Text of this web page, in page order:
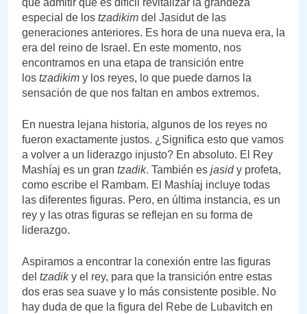
que admitir que es difícil revitalizar la grandeza
especial de los tzadikim del Jasidut de las
generaciones anteriores. Es hora de una nueva era, la
era del reino de Israel. En este momento, nos
encontramos en una etapa de transición entre
los tzadikim y los reyes, lo que puede darnos la
sensación de que nos faltan en ambos extremos.
En nuestra lejana historia, algunos de los reyes no
fueron exactamente justos. ¿Significa esto que vamos
a volver a un liderazgo injusto? En absoluto. El Rey
Mashíaj es un gran tzadik. También es jasidy profeta,
como escribe el Rambam. El Mashíaj incluye todas
las diferentes figuras. Pero, en última instancia, es un
rey y las otras figuras se reflejan en su forma de
liderazgo.
Aspiramos a encontrar la conexión entre las figuras
del tzadiky el rey, para que la transición entre estas
dos eras sea suave y lo más consistente posible. No
hay duda de que la figura del Rebe de Lubavitch en